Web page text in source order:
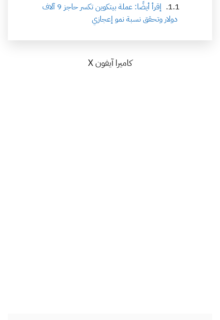
إقرأ أيضًا: عملة بيتكوين تكسر حاجز 9 آلاف
دولار وتحقق نسبة نمو إعجازي
كاميرا آيفون X